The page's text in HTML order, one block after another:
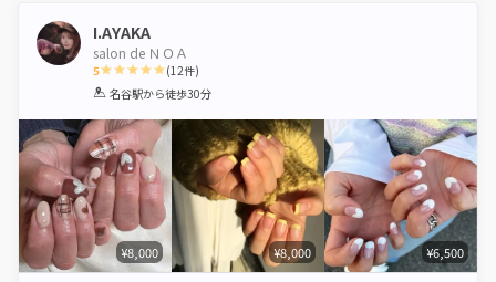
I.AYAKA
salon de ＮＯＡ
5
1 2 3 4 5
(12件)
名谷駅から徒歩30分
¥8,000 ¥8,000 ¥6,500